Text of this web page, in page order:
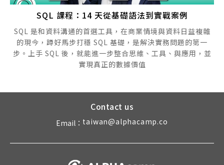
SQL 課程：14 天從基礎語法到實戰案例
SQL 是和資料溝通的首選工具，在商業情境與資料日益複雜
的現今，蹲好馬步打穩 SQL 基礎，是解決實務問題的第一
步。上手 SQL 後，就能進一步整合思維、工具、與應用，並
實現真正的數據價值
Contact us
Email： taiwan@alphacamp.co